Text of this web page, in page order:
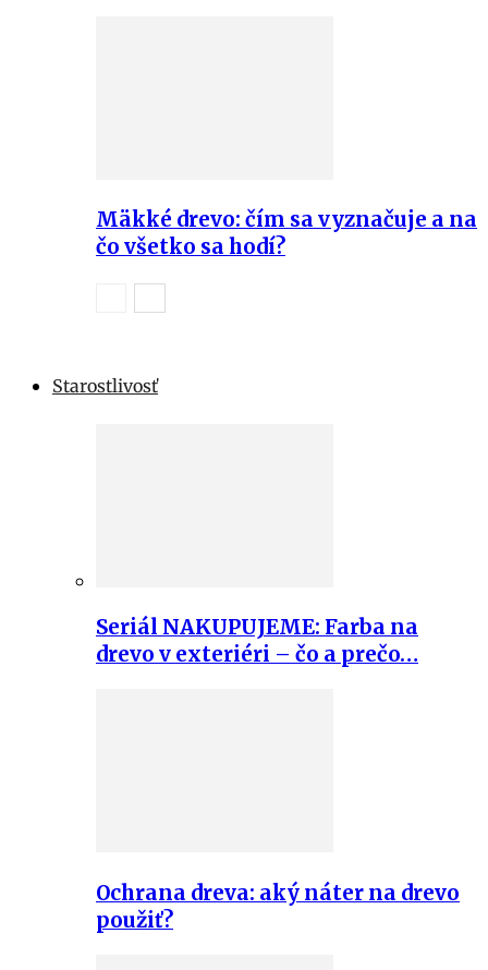
Mäkké drevo: čím sa vyznačuje a na
čo všetko sa hodí?
Starostlivosť
Seriál NAKUPUJEME: Farba na
drevo v exteriéri – čo a prečo…
Ochrana dreva: aký náter na drevo
použiť?